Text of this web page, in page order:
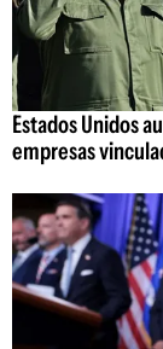
Estados Unidos
empresas